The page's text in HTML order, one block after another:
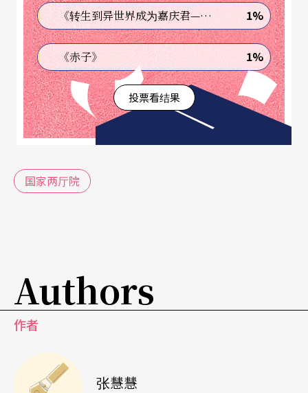
创作更是一件多么难能可贵的事情。」
从小二到国三，音乐是她生命的核心，但高中音乐
班撕榜的前一晚，Karen急煞车，转了弯。现在的
她，将热情放在剧场，也勤跑戏剧院「学习」，
「虽然不知道当时读音乐班的我现在会怎么样，但
剧场的「现场」吸引著她，不只考验肾上腺素的即
她大量看戏的起点是二○一七年TIFA荷兰阿姆斯特
丹剧团《源泉》，「艾茵．兰德（Ayn Rand，《源
生活中也会遇到这种人，我也觉得我像他。」她在
剧场感受到共鸣，也感觉高处的座位更能贴近导演
《转生到异世界成为嘉庆君—发现我的祖先是诈骗集团!?》 1%
《赤子》 1%
投票看结果
国家两厅院
Authors
作者
张慧慧